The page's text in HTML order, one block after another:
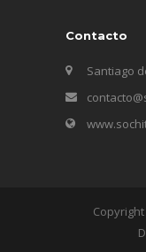
Contacto
Santiago